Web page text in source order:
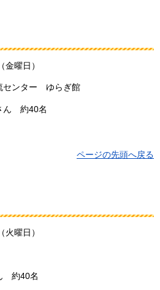
金曜日）
センター ゆらぎ館
ん 約40名
ページの先頭へ戻る
火曜日）
約40名